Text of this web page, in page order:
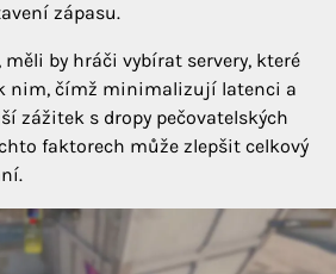
zápasu.
by hráči vybírat servery, které
nim, čímž minimalizují latenci a
zážitek s dropy pečovatelských
faktorech může zlepšit celkový